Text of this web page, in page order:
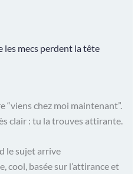
les mecs perdent la tête
“viens chez moi maintenant”.
clair : tu la trouves attirante.
le sujet arrive
cool, basée sur l’attirance et